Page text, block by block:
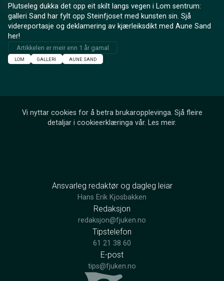
Plutseleg dukka det opp eit skilt langs vegen i Lom sentrum:
galleri Sand har fylt opp Steinfjoset med kunsten sin. Sjå
videreportasje og deklamering av kjærleiksdikt med Aune Sand
her!
Artikkelen er meir enn 1 år gamal
LOM GALLERI AUNE SAND
Vi nyttar cookies for å betra brukaropplevinga. Sjå fleire
detaljar i cookieerklæringa vår. Les meir.
Ansvarleg redaktør og dagleg leiar
Hans Erik Kjosbakken
Redaksjon
redaksjon@fjuken.no
Tipstelefon
61 21 38 60
E-post
tips@fjuken.no